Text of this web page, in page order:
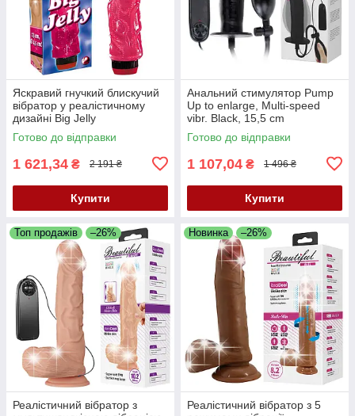
Яскравий гнучкий блискучий
вібратор у реалістичному
дизайні Big Jelly
Готово до відправки
1 621,34 ₴ 2 191 ₴
Купити
Анальний стимулятор Pump
Up to enlarge, Multi-speed
vibr. Black, 15,5 cm
Готово до відправки
1 107,04 ₴ 1 496 ₴
Купити
Топ продажів –26%
Реалістичний вібратор з
Новинка –26%
Реалістичний вібратор з 5